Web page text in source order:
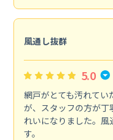
風通し抜群
5.0
網戸がとても汚れてい
が、スタッフの方が丁
れいになりました。風
す。